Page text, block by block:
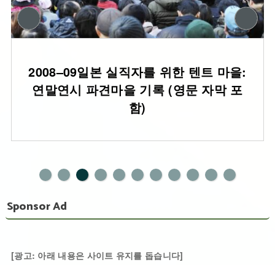
2008–09일본 실직자를 위한 텐트 마을:
연말연시 파견마을 기록 (영문 자막 포
함)
Sponsor Ad
[광고: 아래 내용은 사이트 유지를 돕습니다]